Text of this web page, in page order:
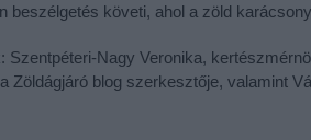
beszélgetés követi, ahol a zöld
Szentpéteri-Nagy Veronika,
Zöldágjáró blog szerkesztője, valamint